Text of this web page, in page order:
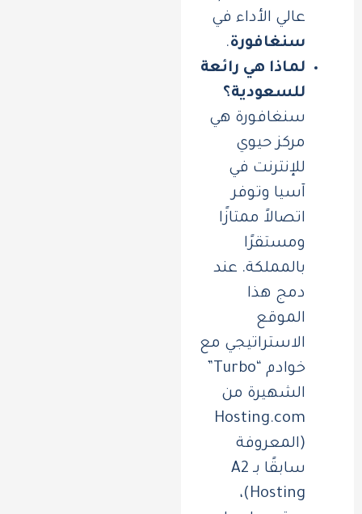
عالي الأداء في
سنغافورة.
لماذا هي رائعة
للسعودية؟
سنغافورة هي
مركز حيوي
للإنترنت في
آسيا وتوفر
اتصالاً ممتازًا
ومستقرًا
بالمملكة. عند
دمج هذا
الموقع
الاستراتيجي مع
الشهيرة من
Hosting.com
(المعروفة
سابقًا بـ A2
Hosting)،